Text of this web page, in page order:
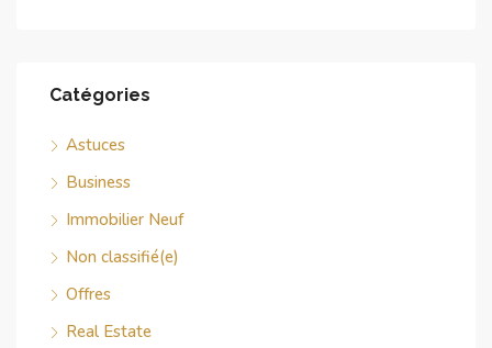
Catégories
Astuces
Business
Immobilier Neuf
Non classifié(e)
Offres
Real Estate